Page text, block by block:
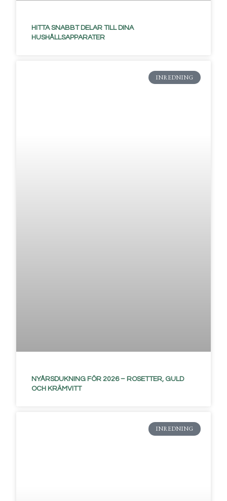
HITTA SNABBT DELAR TILL DINA
HUSHÅLLSAPPARATER
INREDNING
NYÅRSDUKNING FÖR 2026 – ROSETTER, GULD
OCH KRÄMVITT
INREDNING